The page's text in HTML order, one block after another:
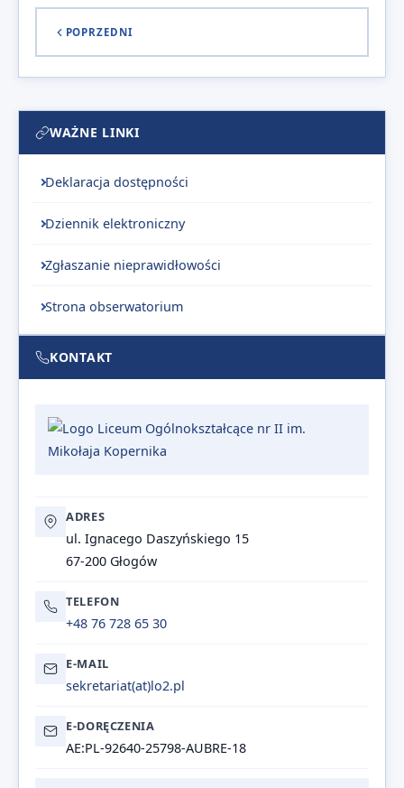
POPRZEDNI
WAŻNE LINKI
Deklaracja dostępności
Dziennik elektroniczny
Zgłaszanie nieprawidłowości
Strona obserwatorium
KONTAKT
ADRES
ul. Ignacego Daszyńskiego 15
67-200 Głogów
TELEFON
+48 76 728 65 30
E-MAIL
sekretariat(at)lo2.pl
E-DORĘCZENIA
AE:PL-92640-25798-AUBRE-18